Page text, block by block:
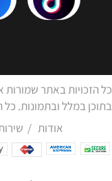
כל הזכויות באתר
בתוכן במלל ובתמונות. כל
אודות /